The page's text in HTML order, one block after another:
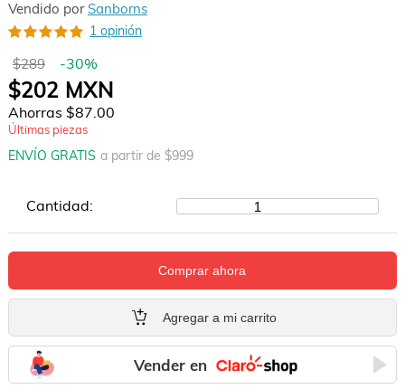
Vendido por Sanborns
1 opinión
$289 -30%
$202MXN
Ahorras $87.00
Últimas piezas
ENVÍO GRATIS a partir de $999
Cantidad: 1
Comprar ahora
Agregar a mi carrito
Vender en